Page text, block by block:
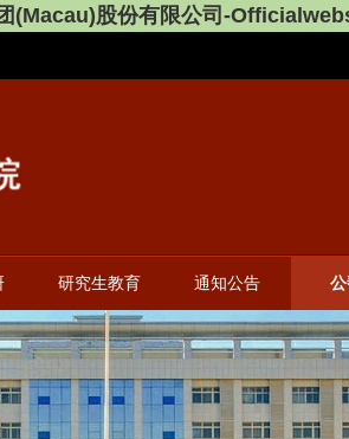
(Macau)股份有限公司-
研究生教育 通知公告